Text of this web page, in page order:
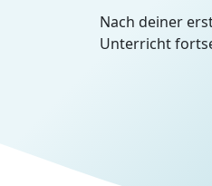
Nach deiner
Unterricht